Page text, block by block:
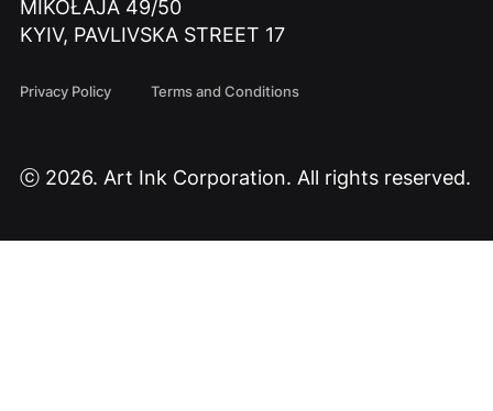
MIKOŁAJA 49/50
KYIV, PAVLIVSKA STREET 17
Privacy Policy Terms and Conditions
ⓒ 2026. Art Ink Corporation. All rights reserved.